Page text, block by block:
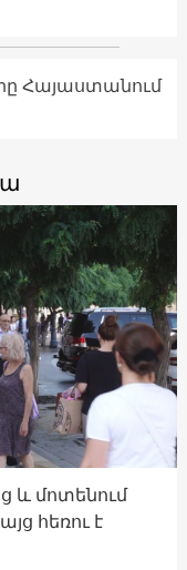
Հայաստանում
և մոտենում
հեռու է